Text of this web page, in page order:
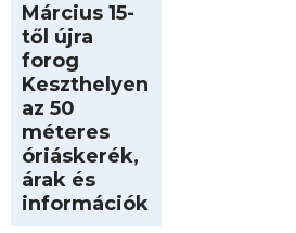
Március 15-
től újra
forog
Keszthelyen
az 50
méteres
óriáskerék,
árak és
információk